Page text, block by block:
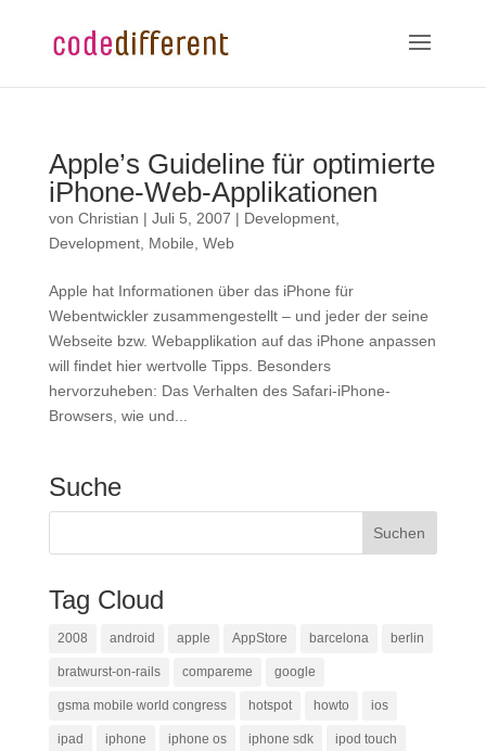
Apple’s Guideline für optimierte
iPhone-Web-Applikationen
von Christian | Juli 5, 2007 | Development,
Development, Mobile Web
Apple hat Informationen über das iPhone für
Webentwickler zusammengestellt – und jeder der seine
Webseite bzw. Webapplikation auf das iPhone anpassen
will findet hier wertvolle Tipps. Besonders
hervorzuheben: Das Verhalten des Safari-iPhone-
Browsers, wie und...
Suche
Tag Cloud
2008 android apple AppStore barcelona berlin
bratwurst-on-rails compareme google
gsma mobile world congress hotspot howto ios
ipad iphone iphone os iphone sdk ipod touch